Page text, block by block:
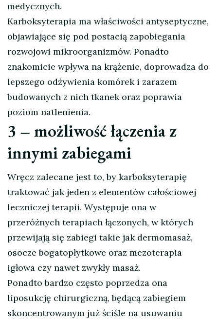
medycznych.
Karboksyterapia ma właściwości antyseptyczne,
objawiające się pod postacią zapobiegania
rozwojowi mikroorganizmów. Ponadto
znakomicie wpływa na krążenie, doprowadza do
lepszego odżywienia komórek i zarazem
budowanych z nich tkanek oraz poprawia
poziom natlenienia.
3 – możliwość łączenia z
innymi zabiegami
Wręcz zalecane jest to, by karboksyterapię
traktować jak jeden z elementów całościowej
leczniczej terapii. Występuje ona w
przeróżnych terapiach łączonych, w których
przewijają się zabiegi takie jak dermomasaż,
osocze bogatopłytkowe oraz mezoterapia
igłowa czy nawet zwykły masaż.
Ponadto bardzo często poprzedza ona
liposukcję chirurgiczną, będącą zabiegiem
skoncentrowanym już ściśle na usuwaniu